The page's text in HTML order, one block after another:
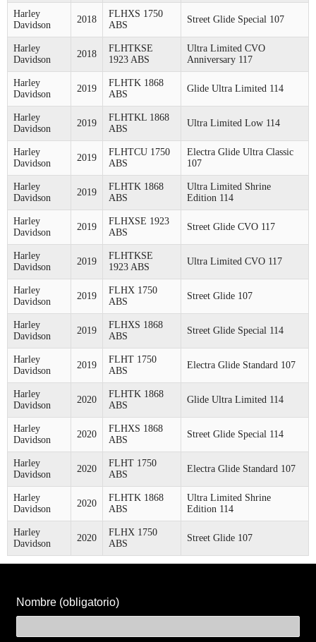
Harley
Davidson
2018
FLHXS 1750
ABS
Street Glide Special 107
Harley
Davidson
2018
FLHTKSE
1923 ABS
Ultra Limited CVO
Anniversary 117
Harley
Davidson
2019
FLHTK 1868
ABS
Glide Ultra Limited 114
Harley
Davidson
2019
FLHTKL 1868
ABS
Ultra Limited Low 114
Harley
Davidson
2019
FLHTCU 1750
ABS
Electra Glide Ultra Classic
107
Harley
Davidson
2019
FLHTK 1868
ABS
Ultra Limited Shrine
Edition 114
Harley
Davidson
2019
FLHXSE 1923
ABS
Street Glide CVO 117
Harley
Davidson
2019
FLHTKSE
1923 ABS
Ultra Limited CVO 117
Harley
Davidson
2019
FLHX 1750
ABS
Street Glide 107
Harley
Davidson
2019
FLHXS 1868
ABS
Street Glide Special 114
Harley
Davidson
2019
FLHT 1750
ABS
Electra Glide Standard 107
Harley
Davidson
2020
FLHTK 1868
ABS
Glide Ultra Limited 114
Harley
Davidson
2020
FLHXS 1868
ABS
Street Glide Special 114
Harley
Davidson
2020
FLHT 1750
ABS
Electra Glide Standard 107
Harley
Davidson
2020
FLHTK 1868
ABS
Ultra Limited Shrine
Edition 114
Harley
Davidson
2020
FLHX 1750
ABS
Street Glide 107
Nombre (obligatorio)